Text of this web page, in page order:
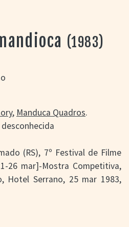
(1983)
, Manduca Quadros.
desconhecida
(RS), 7º Festival de Filme
26 mar]-Mostra Competitiva,
Hotel Serrano, 25 mar 1983,